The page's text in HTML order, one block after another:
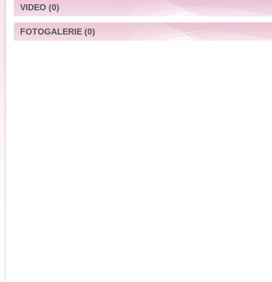
VIDEO(0)
FOTOGALERIE(0)